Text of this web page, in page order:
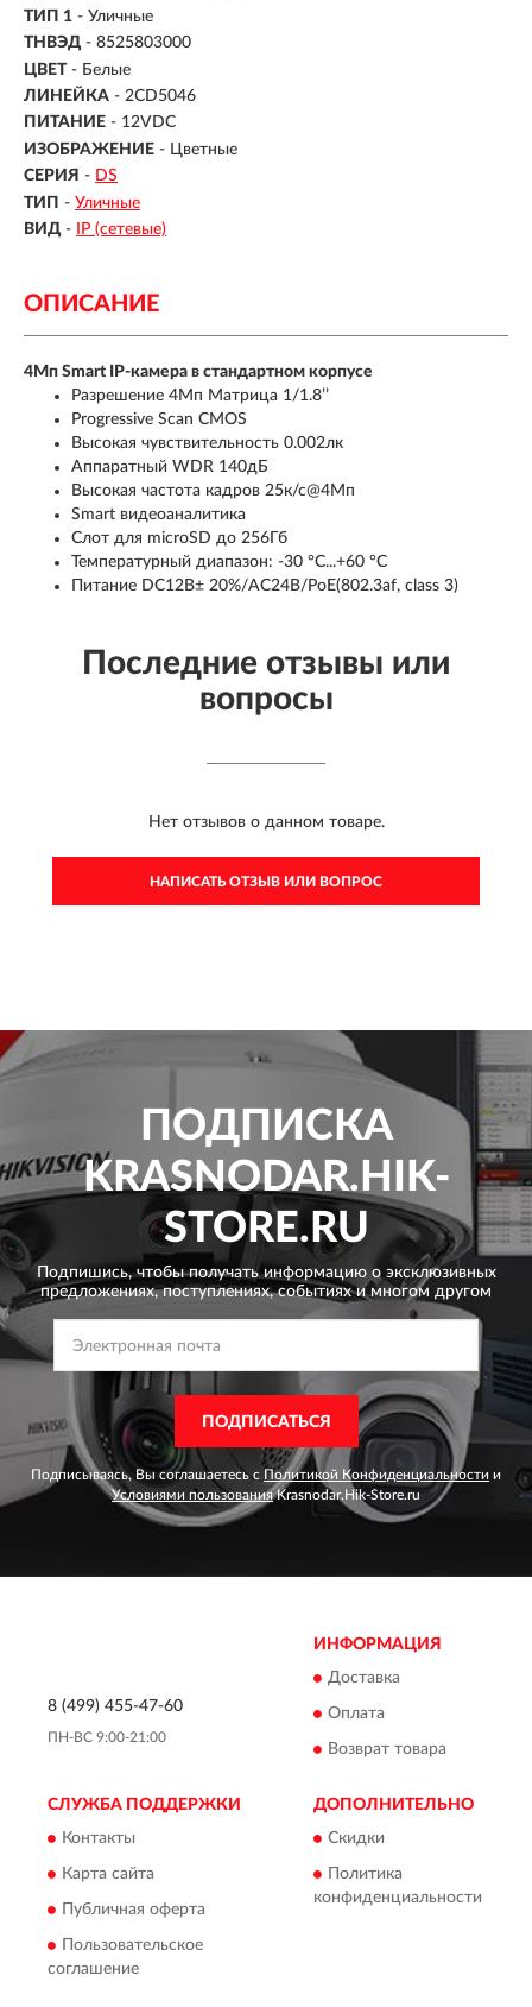
ТИП 1 - Уличные
ТНВЭД - 8525803000
ЦВЕТ - Белые
ЛИНЕЙКА - 2CD5046
ПИТАНИЕ - 12VDC
ИЗОБРАЖЕНИЕ - Цветные
СЕРИЯ - DS
ТИП - Уличные
ВИД - IP (сетевые)
ОПИСАНИЕ
4Мп Smart IP-камера в стандартном корпусе
Разрешение 4Мп Матрица 1/1.8’’
Progressive Scan CMOS
Высокая чувствительность 0.002лк
Аппаратный WDR 140дБ
Высокая частота кадров 25к/с@4Мп
Smart видеоаналитика
Слот для microSD до 256Гб
Температурный диапазон: -30 °C...+60 °C
Питание DC12В± 20%/AC24В/PoE(802.3af, class 3)
Последние отзывы или
вопросы
Нет отзывов о данном товаре.
НАПИСАТЬ ОТЗЫВ ИЛИ ВОПРОС
ПОДПИСКА
KRASNODAR.HIK-
STORE.RU
Подпишись, чтобы получать информацию о эксклюзивных
предложениях,поступлениях, событиях и многом другом
ПОДПИСАТЬСЯ
Подписываясь, Вы соглашаетесь с Политикой Конфиденциальности и
Условиями пользованияKrasnodar.Hik-Store.ru
8 (499) 455-47-60
ПН-ВС 9:00-21:00
ИНФОРМАЦИЯ
Доставка
Оплата
Возврат товара
СЛУЖБА ПОДДЕРЖКИ
Контакты
Карта сайта
Публичная оферта
Пользовательское
соглашение
ДОПОЛНИТЕЛЬНО
Скидки
Политика
конфиденциальности